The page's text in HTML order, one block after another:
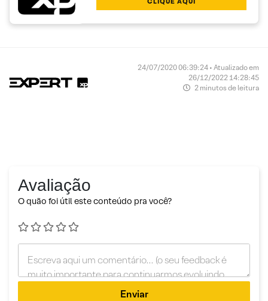
24/07/2020 06:39:24 • Atualizado em
26/12/2022 14:28:45
2 minutos de leitura
Avaliação
O quão foi útil este conteúdo pra você?
Enviar